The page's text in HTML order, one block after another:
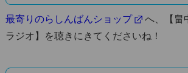
最寄りのらしんばんショップ
へ、【畠
ラジオ】を聴きにきてくださいね！